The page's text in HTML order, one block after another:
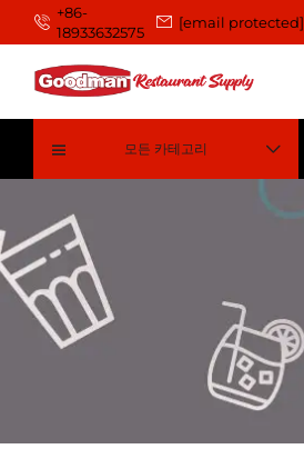
+86-
18933632575
[email protected]
모든 카테고리